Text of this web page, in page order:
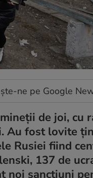
ne pe Google
de joi, cu
Au fost lovite
Rusiei fiind
137 de
noi sancțiuni